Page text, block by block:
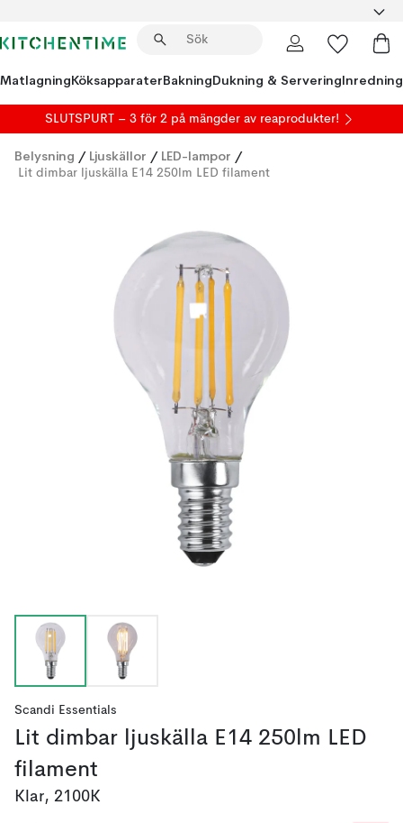
MatlagningKöksapparaterBakningDukning & ServeringInredning
SLUTSPURT – 3 för 2 på mängder av reaprodukter!
Belysning / Ljuskällor / LED-lampor /
Lit dimbar ljuskälla E14 250lm LED filament
Scandi Essentials
Lit dimbar ljuskälla E14 250lm LED
filament
Klar, 2100K